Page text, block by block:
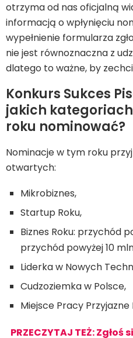
otrzyma od nas oficjalną
informacją o wpłynięciu
wypełnienie formularza
nie jest równoznaczna z
dlatego to ważne, by
Konkurs Sukces
jakich
roku nominować?
Nominacje w tym roku
otwartych:
Mikrobiznes,
Startup Roku,
Biznes Roku: przychód
przychód powyżej 10 mln
Liderka w Nowych
Cudzoziemka w Polsce,
Miejsce Pracy Przyjazne
PRZECZYTAJ TEŻ: